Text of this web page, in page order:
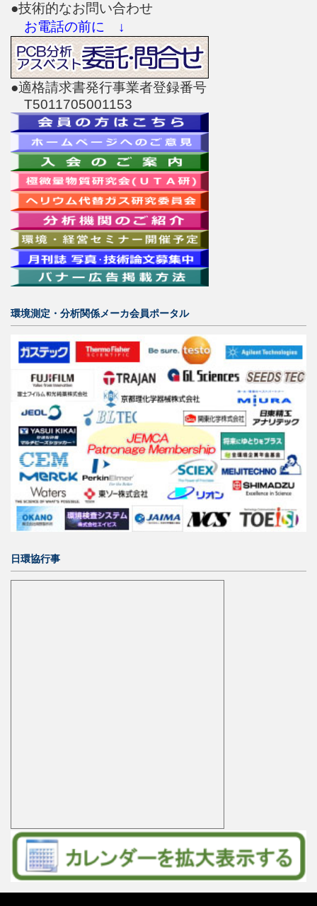
●技術的なお問い合わせ
お電話の前に ↓
●適格請求書発行事業者登録番号
T5011705001153
環境測定・分析関係メーカ会員ポータル
日環協行事